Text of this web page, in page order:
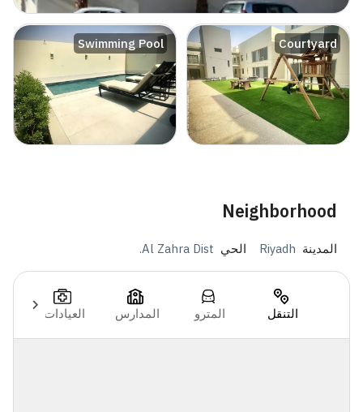
Courtyard
Swimming Pool
Neighborhood
المدينة Riyadh الحي Al Zahra Dist.
التنقل المترو المدارس العيادات